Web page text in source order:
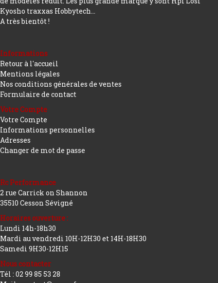
Kyosho traxxas Hobbytech...
A très bientôt !
Informations
Retour à l'accueil
Mentions légales
Nos conditions générales de ventes
Formulaire de contact
Votre Compte
Votre Compte
Informations personnelles
Adresses
Changer de mot de passe
Rc Performance
2 rue Carrick on Shannon
35510 Cesson Sévigné
Horaires ouverture :
Lundi 14h-18h30
Mardi au vendredi 10H-12H30 et 14H-18H30
Samedi 9H30-12H15
Nous contacter
Tél : 02 99 85 53 28